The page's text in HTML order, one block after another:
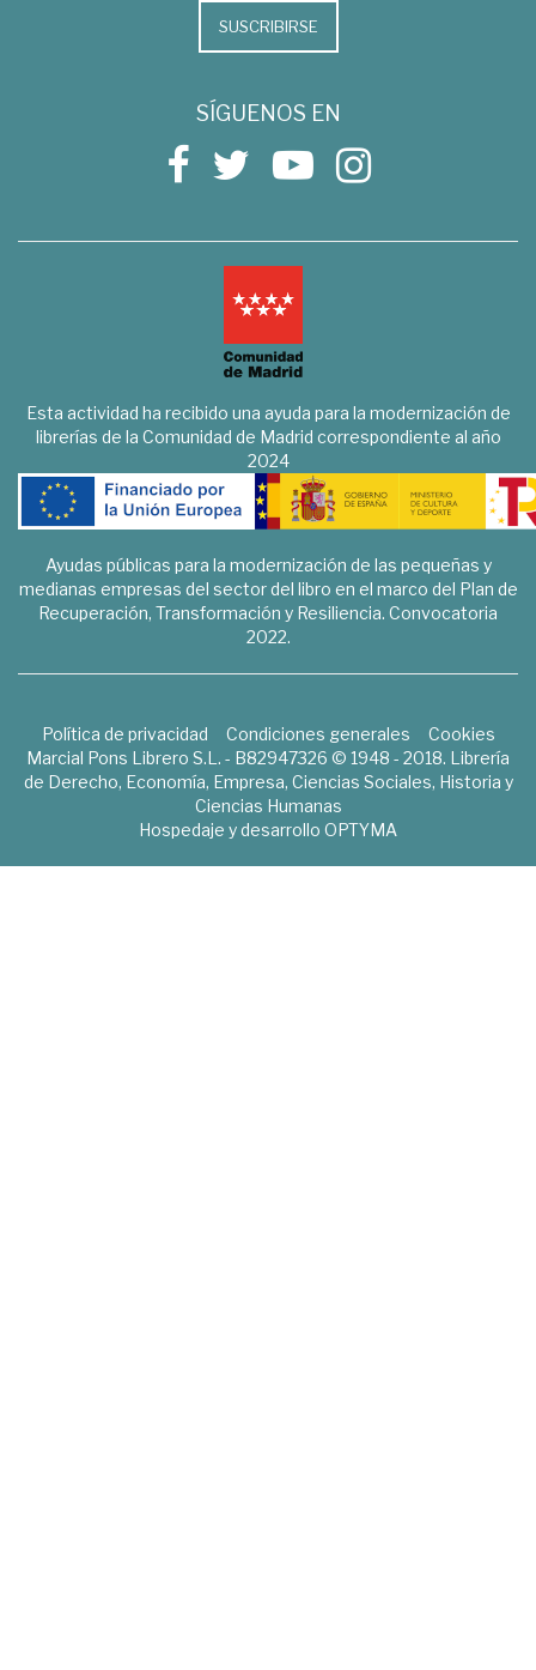
SUSCRIBIRSE
SÍGUENOS EN
Esta actividad ha recibido una ayuda para la modernización de
librerías de la Comunidad de Madrid correspondiente al año
2024
Ayudas públicas para la modernización de las pequeñas y
medianas empresas del sector del libro en el marco del Plan de
Recuperación, Transformación y Resiliencia. Convocatoria
2022.
Política de privacidad Condiciones generales
Cookies
Marcial Pons Librero S.L. - B82947326 © 1948 - 2018. Librería
de Derecho, Economía, Empresa, Ciencias Sociales, Historia y
Ciencias Humanas
Hospedaje y desarrollo OPTYMA